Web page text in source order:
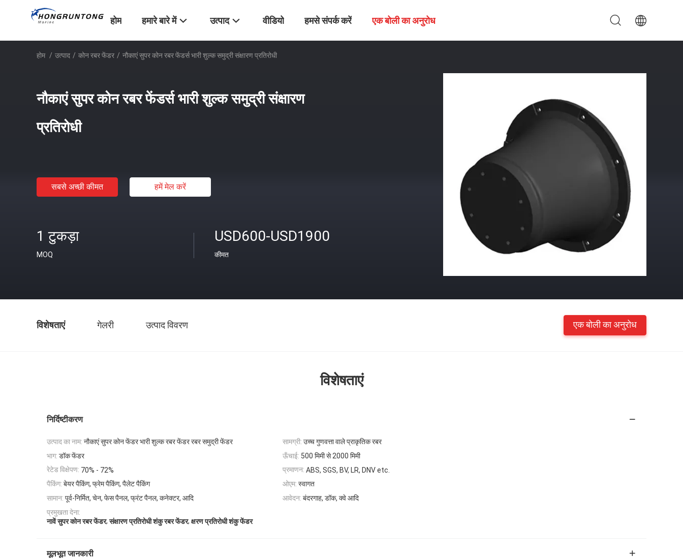
होम हमारे बारे में उत्पाद वीडियो हमसे संपर्क करें एक बोली का अनुरोध
होम / उत्पाद / कोन रबर फेंडर / नौकाएं सुपर कोन रबर फेंडर्स भारी शुल्क समुद्री संक्षारण प्रतिरोधी
नौकाएं सुपर कोन रबर फेंडर्स भारी शुल्क समुद्री संक्षारण
प्रतिरोधी
सबसे अच्छी कीमत हमें मेल करें
1 टुकड़ा
MOQ
USD600-USD1900
कीमत
विशेषताएं गेलरी उत्पाद विवरण एक बोली का अनुरोध
विशेषताएं
निर्दिष्टीकरण
उत्पाद का नाम: नौकाएं सुपर कोन फेंडर भारी शुल्क रबर फेंडर रबर समुद्री फेंडर सामग्री: उच्च गुणवत्ता वाले प्राकृतिक रबर
भाग: डॉक फेंडर ऊँचाई: 500 मिमी से 2000 मिमी
रेटेड विक्षेपण: 70% - 72% प्रमाणन: ABS, SGS, BV, LR, DNV etc.
पैकिंग: बेयर पैकिंग, फ्रेम पैकिंग, पैलेट पैकिंग ओएम: स्वागत
सामान: पूर्व-निर्मित, चेन, फेस पैनल, फ्रंट पैनल, कनेक्टर, आदि आवेदन: बंदरगाह, डॉक, क्वे आदि
प्रमुखता देना:
नावें सुपर कोन रबर फेंडर,संक्षारण प्रतिरोधी शंकु रबर फेंडर, क्षरण प्रतिरोधी शंकु फेंडर
मूलभूत जानकारी